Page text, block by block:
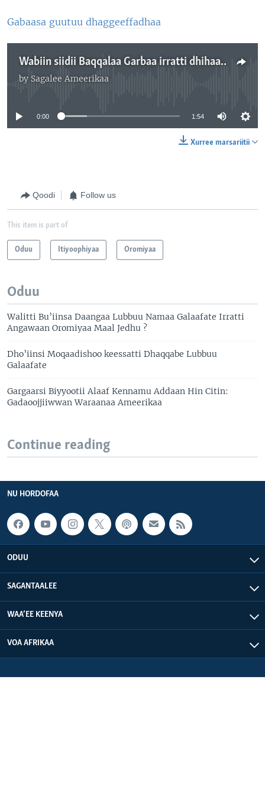
Gabaasa guutuu dhaggeeffadhaa
Wabiin siidii Baqqalaa Garbaa irratti dhihaate harras waan hin hojjaneef manni murtii wabiin kun akka hin jirreetti fudhatama jechuudhan bellama murtii kennee
by Sagalee Ameerikaa
No media source currently available
0:00 1:54
Xurree marsariitii
Qoodi Follow us
This item is part of
Oduu Itiyoophiyaa Oromiyaa
Oduu
Walitti Bu’iinsa Daangaa Lubbuu Namaa Galaafate Irratti
Angawaan Oromiyaa Maal Jedhu ?
Dho’iinsi Moqaadishoo keessatti Dhaqqabe Lubbuu
Galaafate
Gargaarsi Biyyootii Alaaf Kennamu Addaan Hin Citin:
Gadaoojjiiwwan Waraanaa Ameerikaa
Continue reading
NU HORDOFAA
ODUU
SAGANTAALEE
WAA’EE KEENYA
VOA AFRIKAA